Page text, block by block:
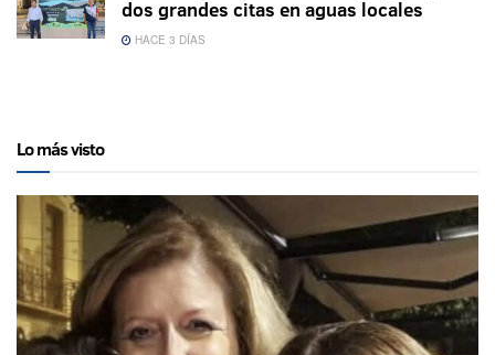
dos grandes citas en aguas locales
HACE 3 DÍAS
Lo más visto